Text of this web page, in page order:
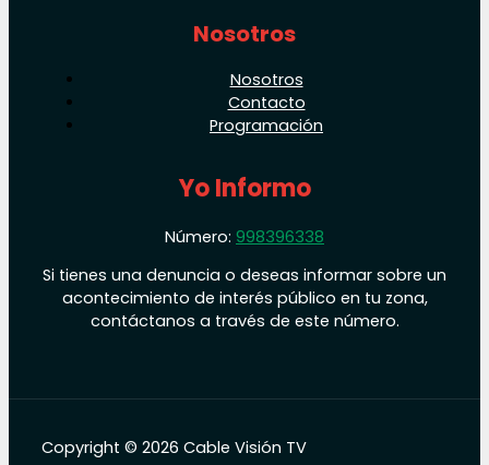
Nosotros
Nosotros
Contacto
Programación
Yo Informo
Número: 998396338
Si tienes una denuncia o deseas informar sobre un
acontecimiento de interés público en tu zona,
contáctanos a través de este número.
Copyright © 2026 Cable Visión TV